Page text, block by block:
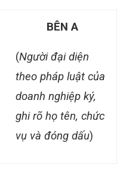
BÊN A
(Người đại diện
theo pháp luật của
doanh nghiệp ký,
ghi rõ họ tên, chức
vụ và đóng dấu)